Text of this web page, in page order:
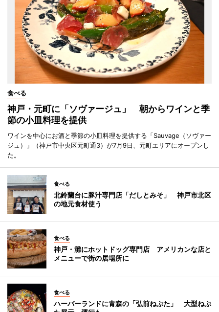
食べる
神戸・元町に「ソヴァージュ」 朝からワインと季
節の小皿料理を提供
ワインを中心にお酒と季節の小皿料理を提供する「Sauvage（ソヴァー
ジュ）」（神戸市中央区元町通3）が7月9日、元町エリアにオープンし
た。
食べる
北鈴蘭台に豚汁専門店「だしとみそ」 神戸市北区
の地元食材使う
食べる
神戸・灘にホットドッグ専門店 アメリカンな店と
メニューで街の居場所に
食べる
ハーバーランドに青森の「弘前ねぷた」 大型ねぷ